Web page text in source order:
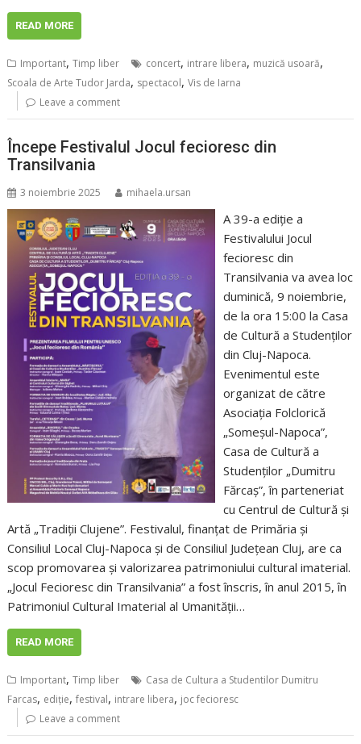
READ MORE
Important,Timp liber concert, intrare libera, muzică usoară,
Scoala de Arte Tudor Jarda, spectacol,Vis de Iarna
Leave a comment
Începe Festivalul Jocul fecioresc din
Transilvania
3 noiembrie 2025 mihaela.ursan
A 39-a ediție a
Festivalului Jocul
fecioresc din
Transilvania va avea loc
duminică, 9 noiembrie,
de la ora 15:00 la Casa
de Cultură a Studenților
din Cluj-Napoca.
Evenimentul este
organizat de către
Asociaţia Folclorică
„Someşul-Napoca”,
Casa de Cultură a
Studenților „Dumitru
Fărcaș”, în parteneriat
cu Centrul de Cultură și
Artă „Tradiții Clujene”. Festivalul, finanțat de Primăria și
Consiliul Local Cluj-Napoca și de Consiliul Județean Cluj, are ca
scop promovarea și valorizarea patrimoniului cultural imaterial.
„Jocul Fecioresc din Transilvania” a fost înscris, în anul 2015, în
Patrimoniul Cultural Imaterial al Umanității…
READ MORE
Important,Timp liber
Casa de Cultura a Studentilor Dumitru
Farcas, ediţie,festival, intrare libera, joc fecioresc
Leave a comment